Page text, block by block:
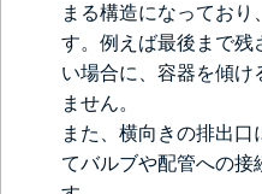
まる構造になっており
す。例えば最後まで残
い場合に、容器を傾け
ません。
また、横向きの排出
てバルブや配管への接